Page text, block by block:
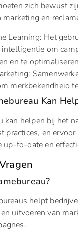
zich bewust
en
Learning: Het
om
en te
merkbekendheid
Kan
kan helpen bij het
practices, en
up-to-date en
helpt
uitvoeren van